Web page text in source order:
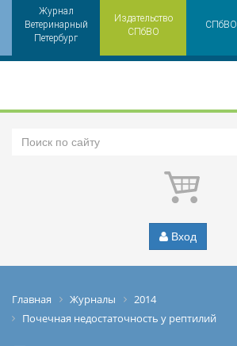
Журнал
Ветеринарный
Петербург
Издательство
СПбВО
СПбВО
Вход
Главная Журналы
2014
Почечная недостаточность у рептилий